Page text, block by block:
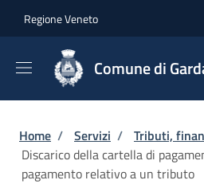
Regione Veneto
Comune di
Briciole di pane
Home / Servizi / Tributi,
Discarico della cartella di
pagamento relativo a un tributo